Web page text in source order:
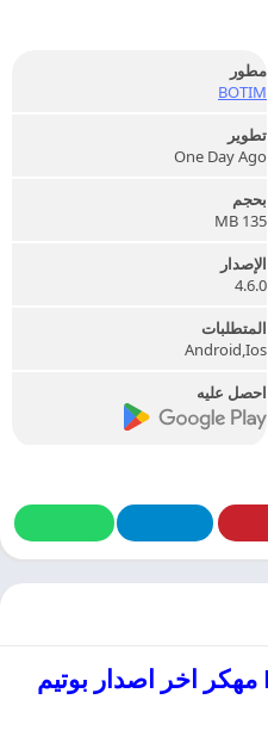
مطور
BOTIM
تطوير
One Day Ago
بحجم
135 MB
الإصدار
4.6.0
المتطلبات
Android,Ios
احصل عليه
بوتيم 2026 BOTIM APK مهكر اخر اصدار بوتيم